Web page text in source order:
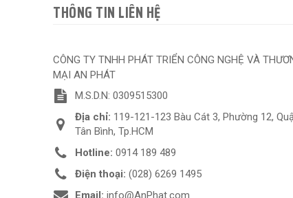
THÔNG TIN LIÊN HỆ
CÔNG TY TNHH PHÁT TRIỂN CÔNG NGHỆ VÀ
MẠI AN PHÁT
M.S.D.N: 0309515300
Địa chỉ: 119-121-123 Bàu Cát 3, Phường 12,
Tân Bình, Tp.HCM
Hotline: 0914 189 489
Điện thoại: (028) 6269 1495
Email: info@AnPhat.com